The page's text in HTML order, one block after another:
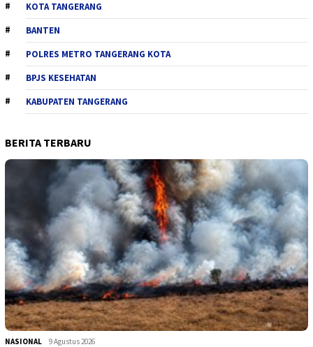
KOTA TANGERANG
BANTEN
POLRES METRO TANGERANG KOTA
BPJS KESEHATAN
KABUPATEN TANGERANG
BERITA TERBARU
NASIONAL 9 Agustus 2026